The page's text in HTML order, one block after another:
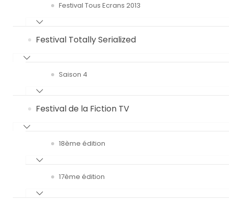
Festival Tous Ecrans 2013
Festival Totally Serialized
Saison 4
Festival de la Fiction TV
18ème édition
17ème édition